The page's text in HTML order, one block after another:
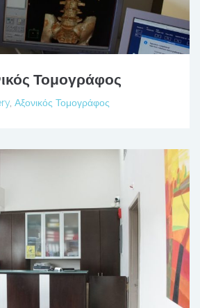
Τομογράφος
Αξονικός Τομογράφος